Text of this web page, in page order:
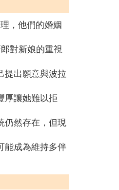
，他們的婚姻
對新娘的重視
提出願意與波拉
厚讓她難以拒
仍然存在，但現
能成為維持多伴